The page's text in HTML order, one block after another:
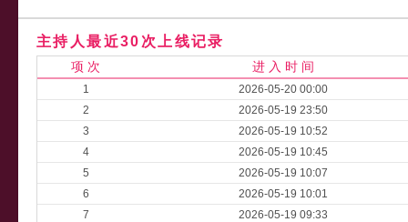
主持人最近30次上线记录
项 次 进 入 时 间
1
2026-05-20 00:00
2
2026-05-19 23:50
3
2026-05-19 10:52
4
2026-05-19 10:45
5
2026-05-19 10:07
6
2026-05-19 10:01
7
2026-05-19 09:33